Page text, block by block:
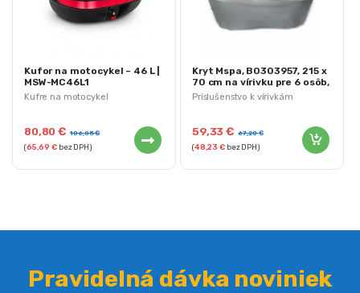
Kufre na motocykel
Kufor na motocykel – 46 L |
MSW-MC46L1
80,80€ 106,05€
(65,69€bez DPH)
Príslušenstvo k vírivkám
Kryt Mspa, B0303957, 215 x
70 cm na vírivku pre 6 osôb,
ochranný, UV stabilný
59,33€ 67,20€
(48,23€bez DPH)
Pravidelná dávka noviniek